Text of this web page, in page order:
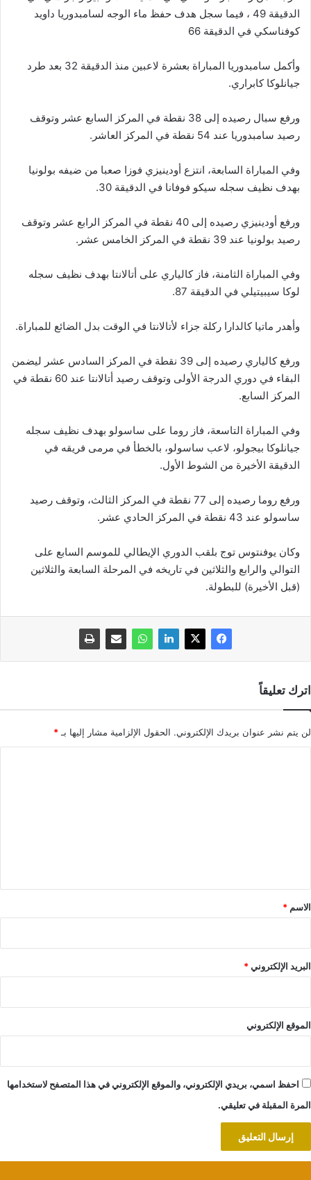
الدقيقة 49 ، فيما سجل هدف حفظ ماء الوجه لسامبدوريا داويد
كوفناسكي في الدقيقة 66
وأكمل سامبدوريا المباراة بعشرة لاعبين منذ الدقيقة 32 بعد طرد
جيانلوكا كابراري.
ورفع سبال رصيده إلى 38 نقطة في المركز السابع عشر وتوقف
رصيد سامبدوريا عند 54 نقطة في المركز العاشر.
وفي المباراة السابعة، انتزع أودينيزي فوزا صعبا من ضيفه بولونيا
بهدف نظيف سجله سيكو فوفانا في الدقيقة 30.
ورفع أودينيزي رصيده إلى 40 نقطة في المركز الرابع عشر وتوقف
رصيد بولونيا عند 39 نقطة في المركز الخامس عشر.
وفي المباراة الثامنة، فاز كالياري على أتالانتا بهدف نظيف سجله
لوكا سيبيتيلي في الدقيقة 87.
وأهدر ماتيا كالدارا ركلة جزاء لأتالانتا في الوقت بدل الضائع للمباراة.
ورفع كالياري رصيده إلى 39 نقطة في المركز السادس عشر ليضمن
البقاء في دوري الدرجة الأولى وتوقف رصيد أتالانتا عند 60 نقطة في
المركز السابع.
وفي المباراة التاسعة، فاز روما على ساسولو بهدف نظيف سجله
جيانلوكا بيجولو، لاعب ساسولو، بالخطأ في مرمى فريقه في
الدقيقة الأخيرة من الشوط الأول.
ورفع روما رصيده إلى 77 نقطة في المركز الثالث، وتوقف رصيد
ساسولو عند 43 نقطة في المركز الحادي عشر.
وكان يوفنتوس توج بلقب الدوري الإيطالي للموسم السابع على
التوالي والرابع والثلاثين في تاريخه في المرحلة السابعة والثلاثين
(قبل الأخيرة) للبطولة.
اترك تعليقاً
لن يتم نشر عنوان بريدك الإلكتروني. الحقول الإلزامية مشار إليها بـ *
*
الاسم *
البريد الإلكتروني*
الموقع الإلكتروني
احفظ اسمي، بريدي الإلكتروني، والموقع الإلكتروني في هذا المتصفح لاستخدامها
المرة المقبلة في تعليقي.